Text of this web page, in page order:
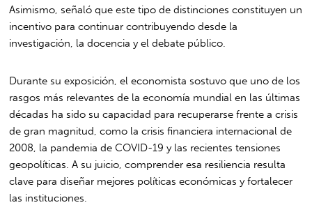
Asimismo, señaló que este tipo de distinciones constituyen un
incentivo para continuar contribuyendo desde la
investigación, la docencia y el debate público.
Durante su exposición, el economista sostuvo que uno de los
rasgos más relevantes de la economía mundial en las últimas
décadas ha sido su capacidad para recuperarse frente a crisis
de gran magnitud, como la crisis financiera internacional de
2008, la pandemia de COVID-19 y las recientes tensiones
geopolíticas. A su juicio, comprender esa resiliencia resulta
clave para diseñar mejores políticas económicas y fortalecer
las instituciones.